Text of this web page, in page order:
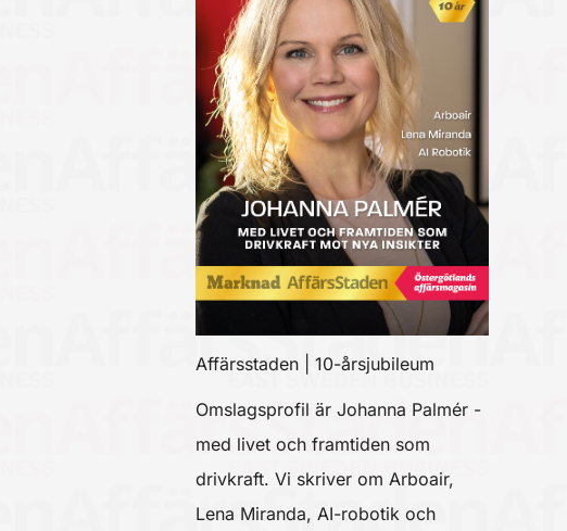
Affärsstaden | 10-årsjubileum
Omslagsprofil är Johanna Palmér -
med livet och framtiden som
drivkraft. Vi skriver om Arboair,
Lena Miranda, AI-robotik och